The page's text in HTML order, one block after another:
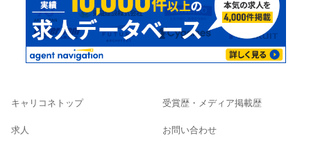
キャリコネトップ
求人
受賞歴・メディア掲載歴
お問い合わせ